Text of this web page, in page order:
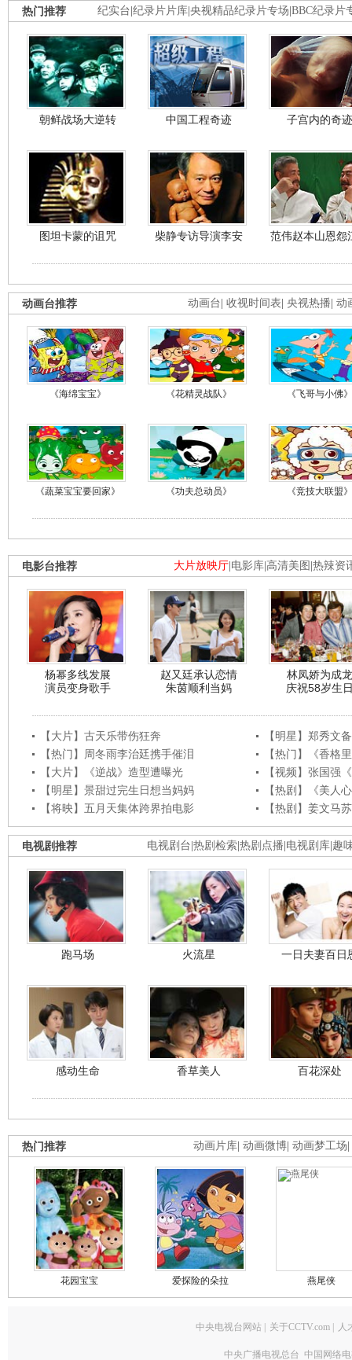
纪实台 纪录片片库 央视精品纪录片专场 BBC纪录片
热门推荐
朝鲜战场大逆转 中国工程奇迹 子宫内的奇迹
图坦卡蒙的诅咒 柴静专访导演李安 范伟赵本山恩怨
动画台 收视时间表 央视热播 动
动画台推荐
《海绵宝宝》 《花精灵战队》 《飞哥与小佛》
《蔬菜宝宝要回家》 《功夫总动员》 《竞技大联盟》
大片放映厅 电影库 高清美图 热辣资
电影台推荐
杨幂多线发展
演员变身歌手
赵又廷承认恋情
朱茵顺利当妈
林凤娇为成龙
庆祝58岁生
【大片】古天乐带伤狂奔
【明星】郑秀文
【热门】周冬雨李治廷携手催泪
【热门】《香格
【大片】《逆战》造型遭曝光
【视频】张国强
【明星】景甜过完生日想当妈妈
【热剧】《美人
【将映】五月天集体跨界拍电影
【热剧】姜文马
电视剧台 热剧检索 热剧点播 电视剧库 趣
电视剧推荐
跑马场 火流星 一日夫妻百日
感动生命 香草美人 百花深处
动画片库 动画微博 动画梦工场
热门推荐
花园宝宝 爱探险的朵拉 燕尾侠
中央电视台网站 关于CCTV.com 人
中央广播电视总台 中国网络